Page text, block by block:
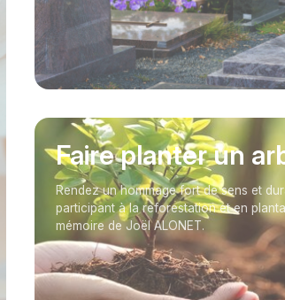
Faire planter un
Rendez un hommage fort de sens et
participant à la reforestation et en
mémoire de Joël ALONET.